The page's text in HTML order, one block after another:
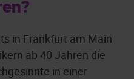
in Frankfurt am Main
ab 40 Jahren die
in einer